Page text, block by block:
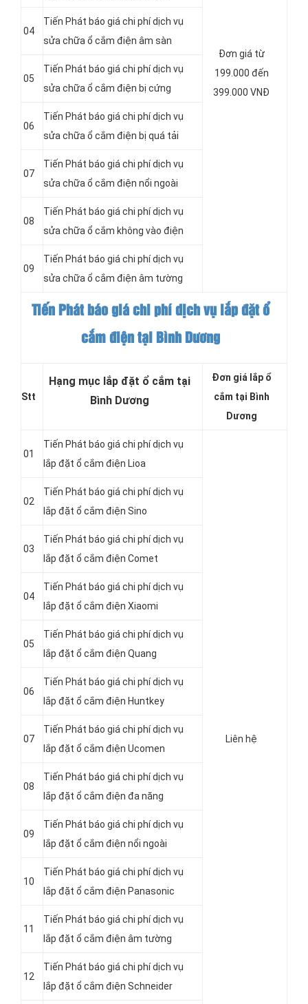
Đơn giá từ
199.000 đến
399.000 VNĐ
04
Tiến Phát báo giá chi phí dịch vụ
sửa chữa ổ cắm điện âm sàn
05
Tiến Phát báo giá chi phí dịch vụ
sửa chữa ổ cắm điện bị cứng
06
Tiến Phát báo giá chi phí dịch vụ
sửa chữa ổ cắm điện bị quá tải
07
Tiến Phát báo giá chi phí dịch vụ
sửa chữa ổ cắm điện nổi ngoài
08
Tiến Phát báo giá chi phí dịch vụ
sửa chữa ổ cắm không vào điện
09
Tiến Phát báo giá chi phí dịch vụ
sửa chữa ổ cắm điện âm tường
Tiến Phát báo giá chi phí dịch vụ lắp đặt ổ
cắm điện tại Bình Dương
Stt
Hạng mục lắp đặt ổ cắm tại
Bình Dương
Đơn giá lắp ổ
cắm tại Bình
Dương
01
Tiến Phát báo giá chi phí dịch vụ
lắp đặt ổ cắm điện Lioa
Liên hệ
02
Tiến Phát báo giá chi phí dịch vụ
lắp đặt ổ cắm điện Sino
03
Tiến Phát báo giá chi phí dịch vụ
lắp đặt ổ cắm điện Comet
04
Tiến Phát báo giá chi phí dịch vụ
lắp đặt ổ cắm điện Xiaomi
05
Tiến Phát báo giá chi phí dịch vụ
lắp đặt ổ cắm điện Quang
06
Tiến Phát báo giá chi phí dịch vụ
lắp đặt ổ cắm điện Huntkey
07
Tiến Phát báo giá chi phí dịch vụ
lắp đặt ổ cắm điện Ucomen
08
Tiến Phát báo giá chi phí dịch vụ
lắp đặt ổ cắm điện đa năng
09
Tiến Phát báo giá chi phí dịch vụ
lắp đặt ổ cắm điện nổi ngoài
10
Tiến Phát báo giá chi phí dịch vụ
lắp đặt ổ cắm điện Panasonic
11
Tiến Phát báo giá chi phí dịch vụ
lắp đặt ổ cắm điện âm tường
12
Tiến Phát báo giá chi phí dịch vụ
lắp đặt ổ cắm điện Schneider